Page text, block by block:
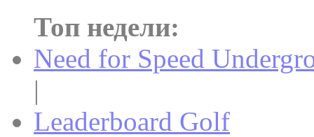
Топ недели:
Need for Speed
|
Leaderboard Golf